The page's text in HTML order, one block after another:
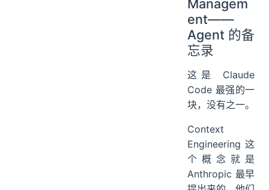
Managem
ent——
Agent 的备
忘录
这是 Claude
Code 最强的一
块，没有之一。
Context
Engineering 这
个概念就是
Anthropic 最早